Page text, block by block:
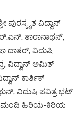
ಪುರಸ್ಕೃತ ವಿದ್ವಾನ್
ತಾರಾನಾಥನ್,
ದಾತರ್, ವಿದುಷಿ
ವಿದ್ವಾನ್ ಅಮಿತ್
ಕಾರ್ತಿಕ್
ವಿದುಷಿ ಪವಿತ್ರ ಭಟ್
ಮಂದಿ ಹಿರಿಯ-ಕಿರಿಯ